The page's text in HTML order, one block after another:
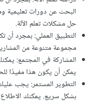
البحث عن دورات تعليمية
حل مشكلات تعلم الآلة.
التطبيق العملي: بمجرد أن
مجموعة متنوعة من
المشاركة في المجتمع:
يمكن أن يكون هذا مفيدًا
التطوير المستمر: يجب
بشكل سريع. يمكنك الاطلاع